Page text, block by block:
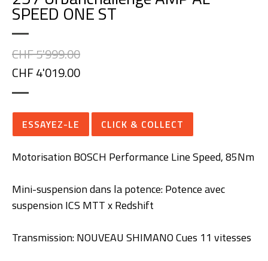
SPEED ONE ST
CHF 5'999.00
CHF 4'019.00
ESSAYEZ-LE CLICK & COLLECT
Motorisation BOSCH Performance Line Speed, 85Nm
Mini-suspension dans la potence: Potence avec
suspension ICS MTT x Redshift
Transmission: NOUVEAU SHIMANO Cues 11 vitesses